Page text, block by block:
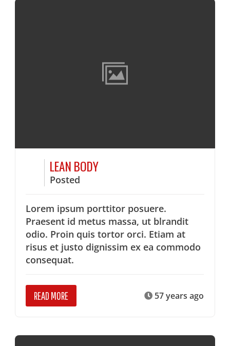
LEAN BODY
Posted
Lorem ipsum porttitor posuere.
Praesent id metus massa, ut blrandit
odio. Proin quis tortor orci. Etiam at
risus et justo dignissim ex ea commodo
consequat.
READ MORE 57 years ago